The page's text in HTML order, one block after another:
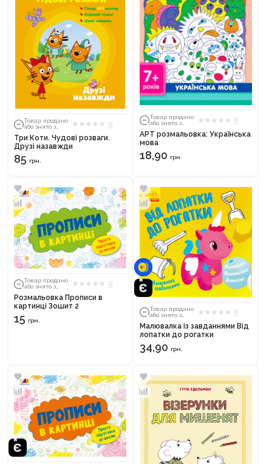
Товар продано
або знято з
0
Три Коти. Чудові розваги.
Друзі назавжди
85 грн.
Товар продано
або знято з
0
АРТ розмальовка: Українська
мова
18,90 грн.
Товар продано
або знято з
0
Розмальовка Прописи в
картинці Зошит 2
15 грн.
Товар продано
або знято з
0
Малювалка із завданнями Від
лопатки до рогатки
34,90 грн.